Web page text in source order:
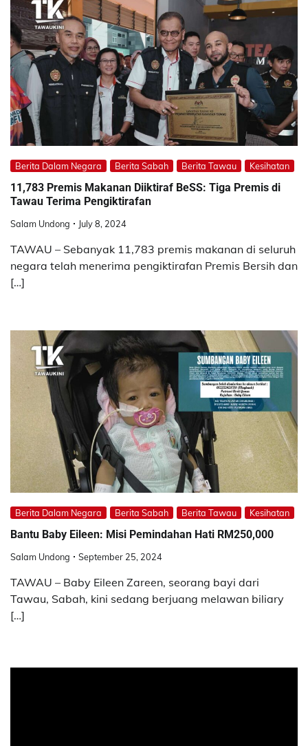
Berita Dalam Negara Berita Sabah Berita Tawau Kesihatan
11,783 Premis Makanan Diiktiraf BeSS: Tiga Premis di
Tawau Terima Pengiktirafan
Salam Undong July 8, 2024
TAWAU – Sebanyak 11,783 premis makanan di seluruh
negara telah menerima pengiktirafan Premis Bersih dan
[…]
Berita Dalam Negara Berita Sabah Berita Tawau Kesihatan
Bantu Baby Eileen: Misi Pemindahan Hati RM250,000
Salam Undong September 25, 2024
TAWAU – Baby Eileen Zareen, seorang bayi dari
Tawau, Sabah, kini sedang berjuang melawan biliary
[…]